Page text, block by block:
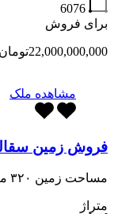
6076
برای فروش
22,000,000,000تومان
مشاهده ملک
فروش زمین
مساحت زمین ۳۲۰ متر دارای کاربری مسکونی دور دیوار نزدیک…
متراژ